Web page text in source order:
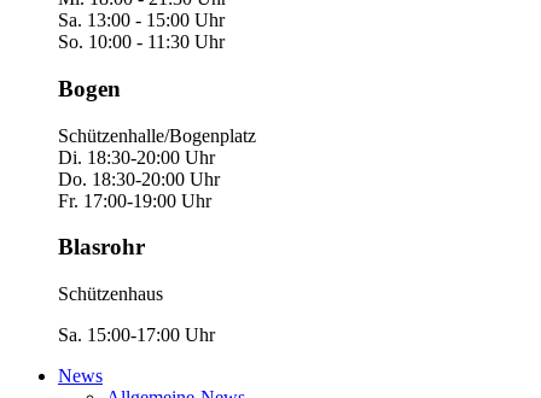
Sa. 13:00 - 15:00 Uhr
So. 10:00 - 11:30 Uhr
Bogen
Schützenhalle/Bogenplatz
Di. 18:30-20:00 Uhr
Do. 18:30-20:00 Uhr
Fr. 17:00-19:00 Uhr
Blasrohr
Schützenhaus
Sa. 15:00-17:00 Uhr
News